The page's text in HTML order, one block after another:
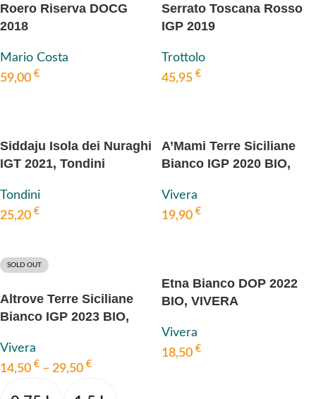
Roero Riserva DOCG
2018
Mario Costa
59,00 €
Serrato Toscana Rosso
IGP 2019
Trottolo
45,95 €
Siddaju Isola dei Nuraghi
IGT 2021, Tondini
Tondini
25,20 €
A’Mami Terre Siciliane
Bianco IGP 2020 BIO,
Vivera
19,90 €
SOLD OUT
Altrove Terre Siciliane
Bianco IGP 2023 BIO,
Vivera
14,50 € – 29,50 €
Etna Bianco DOP 2022
BIO, VIVERA
Vivera
18,50 €